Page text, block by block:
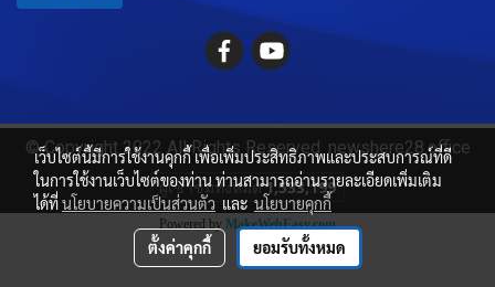
© Copyright 2022 All Rights Reserved. newshere28.office
ผู้เข้าชมทั้งหมด1,533,199
Powered by MakeWebEasy.com
เว็บไซต์นี้มีการใช้งานคุกกี้ เพื่อเพิ่มประสิทธิภาพและประสบการณ์ที่ดี
ในการใช้งานเว็บไซต์ของท่าน ท่านสามารถอ่านรายละเอียดเพิ่มเติม
ได้ที่นโยบายความเป็นส่วนตัว และ นโยบายคุกกี้
ตั้งค่าคุกกี้ ยอมรับทั้งหมด